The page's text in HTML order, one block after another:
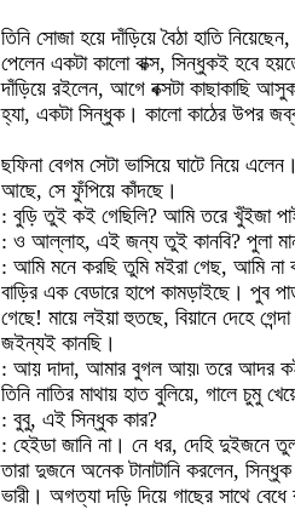
তিনি সোজা হয়ে দাঁড়িয়ে বৈঠা হাতি
পেলেন একটা কালো বাক্স, সিন্ধুকই হবে
দাঁড়িয়ে রইলেন, আগে বক্সটা কাছাকাছি
হ্যা, একটা সিন্ধুক। কালো কাঠের উপর
ছফিনা বেগম সেটা ভাসিয়ে ঘাটে নিয়ে
আছে, সে ফুঁপিয়ে কাঁদছে।
: বুড়ি তুই কই গেছিলি? আমি তরে খুঁইজা
: ও আল্লাহ, এই জন্য তুই কানবি? পুলা
: আমি মনে করছি তুমি মইরা গেছ, আমি না
বাড়ির এক বেডারে হাপে কামড়াইছে। পুব
গেছে! মায়ে লইয়া হুতছে, বিয়ানে দেহে
জইন্যই কানছি।
: আয় দাদা, আমার বুগল আয়৷ তরে আদর
তিনি নাতির মাথায় হাত বুলিয়ে, গালে চুমু
: বুবু, এই সিন্ধুক কার?
: হেইডা জানি না। নে ধর, দেহি দুইজনে
তারা দুজনে অনেক টানাটানি করলেন,
ভারী। অগত্যা দড়ি দিয়ে গাছের সাথে